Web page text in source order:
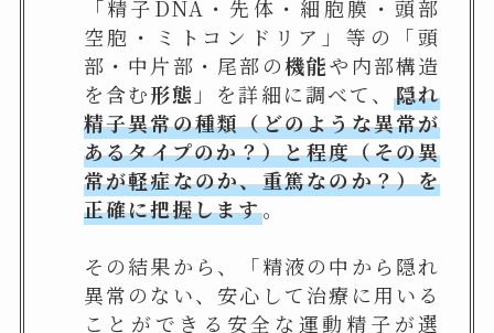
「精子DNA・先体・細胞膜・頭部
空胞・ミトコンドリア」等の「頭
部・中片部・尾部の機能や内部構造
を含む形態 」を詳細に調べて、隠れ
精子異常の種類（どのような異常が
あるタイプのか？）と程度（その異
常が軽症なのか、重篤なのか？）を
正確に把握します。
その結果から、「精液の中から隠れ
異常のない、安心して治療に用いる
ことができる安全な運動精子が選